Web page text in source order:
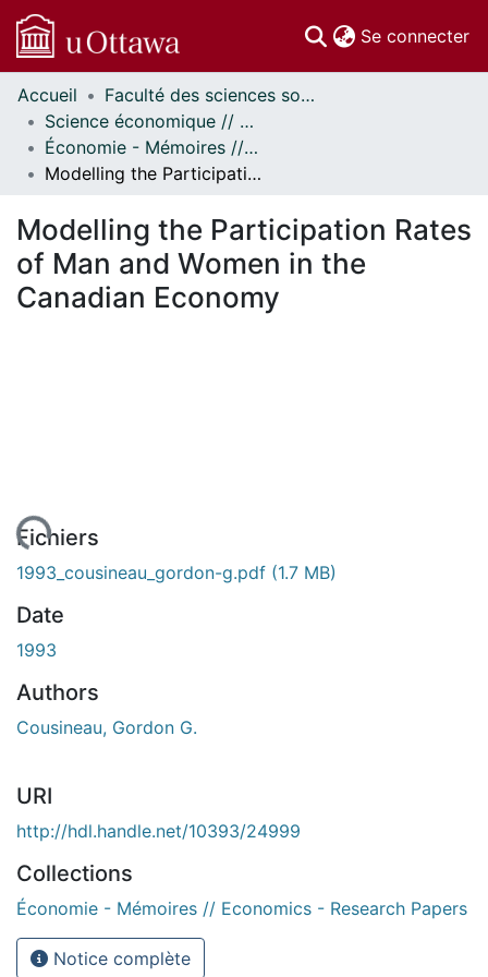
Se connecter
Communautés
et collections
Parcourir
Statistiques
À propos
Accueil
Faculté des sciences sociales // Faculty of Social Sciences
Science économique // Economics
Économie - Mémoires // Economics - Research Papers
Modelling the Participation Rates of Man and Women in the Canadian Economy
Modelling the Participation Rates
of Man and Women in the
Canadian Economy
Fichiers
1993_cousineau_gordon-g.pdf (1.7 MB)
Date
1993
Authors
Cousineau, Gordon G.
URI
http://hdl.handle.net/10393/24999
Collections
Économie - Mémoires // Economics - Research Papers
Notice complète